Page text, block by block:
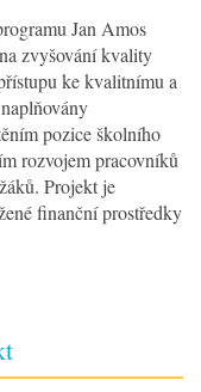
Jan Amos
zvyšování kvality
ke kvalitnímu a
pozice školního
rozvojem pracovníků
Projekt je
finanční prostředky